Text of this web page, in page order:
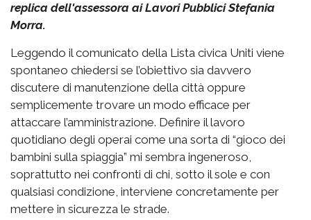
replica dell'assessora ai Lavori Pubblici Stefania
Morra.
Leggendo il comunicato della Lista civica Uniti viene
spontaneo chiedersi se l’obiettivo sia davvero
discutere di manutenzione della città oppure
semplicemente trovare un modo efficace per
attaccare l’amministrazione. Definire il lavoro
quotidiano degli operai come una sorta di “gioco dei
bambini sulla spiaggia” mi sembra ingeneroso,
soprattutto nei confronti di chi, sotto il sole e con
qualsiasi condizione, interviene concretamente per
mettere in sicurezza le strade.